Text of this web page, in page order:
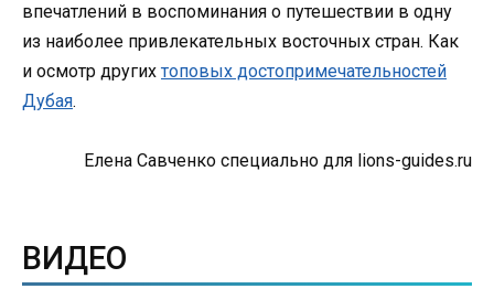
впечатлений в воспоминания о путешествии в одну
из наиболее привлекательных восточных стран. Как
и осмотр других топовых достопримечательностей
Дубая.
Елена Савченко специально для lions-guides.ru
ВИДЕО